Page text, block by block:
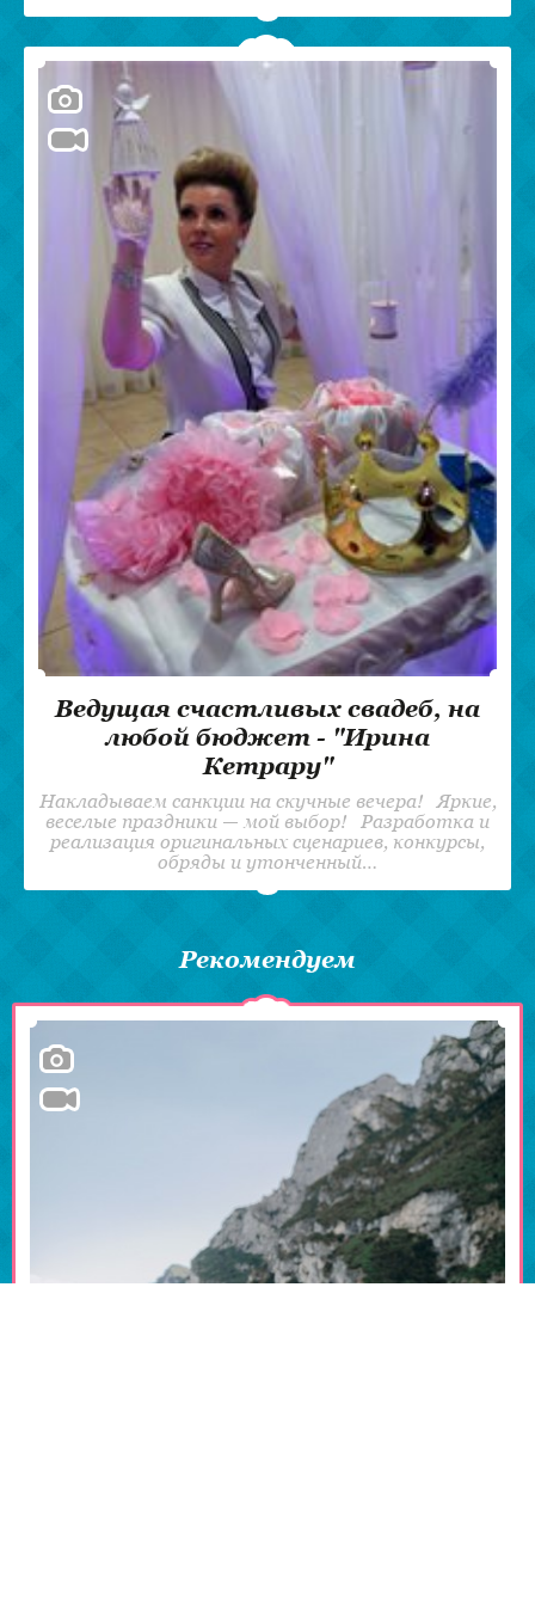
Ведущая счастливых свадеб, на
любой бюджет - "Ирина
Кетрару"
Накладываем санкции на скучные вечера! Яркие,
веселые праздники — мой выбор! Разработка и
реализация оригинальных сценариев, конкурсы,
обряды и утонченный…
Рекомендуем